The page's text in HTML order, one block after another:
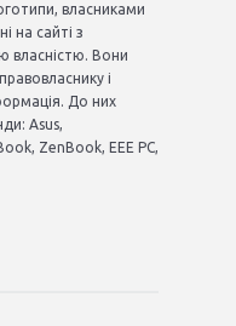
власниками
на сайті з
власністю. Вони
і
До них
Asus,
ZenBook, EEE PC,